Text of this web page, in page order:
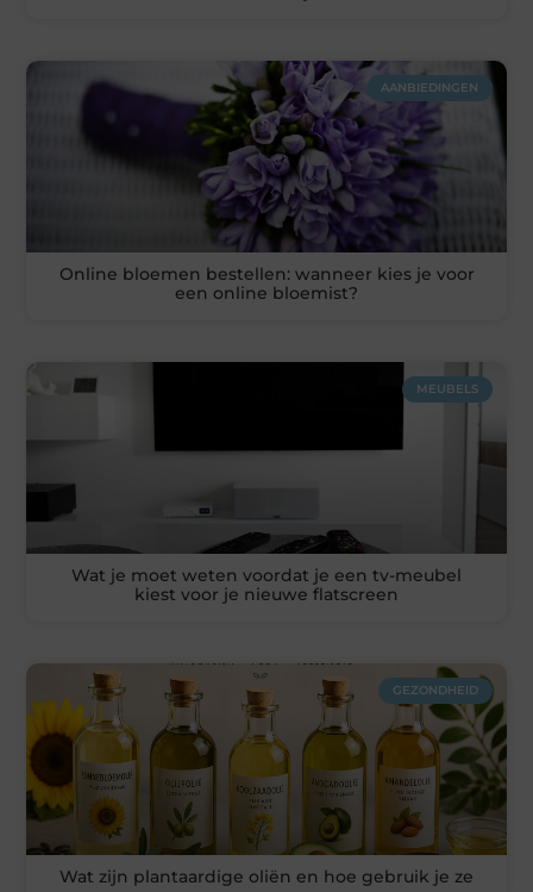
AANBIEDINGEN
Online bloemen bestellen: wanneer kies je voor
een online bloemist?
MEUBELS
Wat je moet weten voordat je een tv-meubel
kiest voor je nieuwe flatscreen
GEZONDHEID
Wat zijn plantaardige oliën en hoe gebruik je ze